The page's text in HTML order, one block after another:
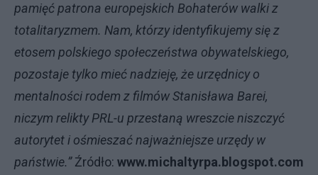
pamięć patrona europejskich Bohaterów walki z
totalitaryzmem. Nam, którzy identyfikujemy się z
etosem polskiego społeczeństwa obywatelskiego,
pozostaje tylko mieć nadzieję, że urzędnicy o
mentalności rodem z filmów Stanisława Barei,
niczym relikty PRL-u przestaną wreszcie niszczyć
autorytet i ośmieszać najważniejsze urzędy w
państwie.” Źródło: www.michaltyrpa.blogspot.com